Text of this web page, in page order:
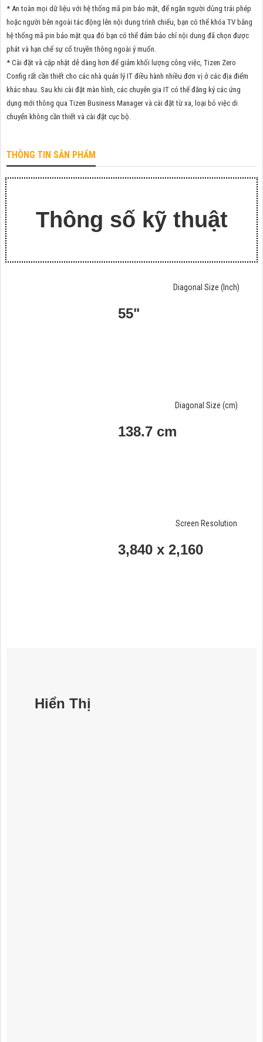
* An toàn mọi dữ liệu với hệ thống mã pin bảo mật, để ngăn người dùng trái phép
hoặc người bên ngoài tác động lên nội dung trình chiếu, bạn có thể khóa TV bằng
hệ thống mã pin bảo mật qua đó bạn có thể đảm bảo chỉ nội dung đã chọn được
phát và hạn chế sự cố truyền thông ngoài ý muốn.
* Cài đặt và cập nhật dễ dàng hơn để giảm khối lượng công việc, Tizen Zero
Config rất cần thiết cho các nhà quản lý IT điều hành nhiều đơn vị ở các địa điểm
khác nhau. Sau khi cài đặt màn hình, các chuyên gia IT có thể đăng ký các ứng
dụng mới thông qua Tizen Business Manager và cài đặt từ xa, loại bỏ việc di
chuyển không cần thiết và cài đặt cục bộ.
THÔNG TIN SẢN PHẨM
Thông số kỹ thuật
Diagonal Size (Inch)
55"
Diagonal Size (cm)
138.7 cm
Screen Resolution
3,840 x 2,160
Hiển Thị